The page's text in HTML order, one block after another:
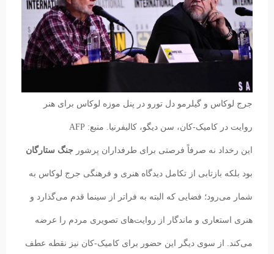
جرج لوکاس و گیلرمو دل تورو در پنل موزه لوکاس برای هنر
روایت در کامیک-کان، سن دیگو، کالیفرنیا. منبع: AFP
این رخداد نه صرفاً فرصتی برای طرفداران پرشور جنگ ستارگان
بود بلکه بازتابی از تکامل دیدگاه هنری و فرهنگی جرج لوکاس به
شمار می‌رود؛ فضایی که البته به فراتر از سینما قدم می‌گذارد و
هنری استعاری و ماندگار از روایت‌های تصویری مردم را عرضه
می‌کند. از سوی دیگر این حضور برای کامیک-کان نیز نقطه عطف